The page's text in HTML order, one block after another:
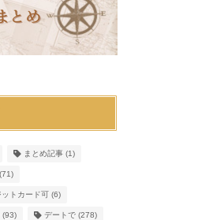
まとめ記事(1)
ットカード可(6)
(93) デートで(278)